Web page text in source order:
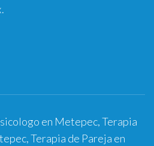
en Metepec, Terapia
Terapia de Pareja en